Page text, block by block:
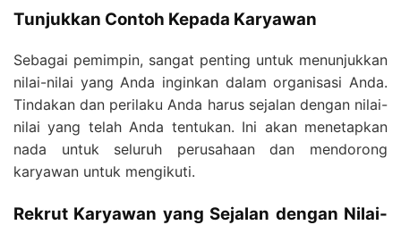
Tunjukkan Contoh Kepada Karyawan
Sebagai pemimpin, sangat penting untuk menunjukkan
nilai-nilai yang Anda inginkan dalam organisasi Anda.
Tindakan dan perilaku Anda harus sejalan dengan nilai-
nilai yang telah Anda tentukan. Ini akan menetapkan
nada untuk seluruh perusahaan dan mendorong
karyawan untuk mengikuti.
Rekrut Karyawan yang Sejalan dengan Nilai-